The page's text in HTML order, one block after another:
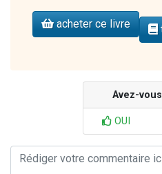
acheter ce livre
Avez-
OUI